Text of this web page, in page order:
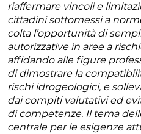
riaffermare vincoli e
cittadini sottomessi a
colta l’opportunità di
autorizzative in aree a
affidando alle figure
di dimostrare la
rischi idrogeologici, e
dai compiti valutativi ed
di competenze. Il tema
centrale per le esigenze